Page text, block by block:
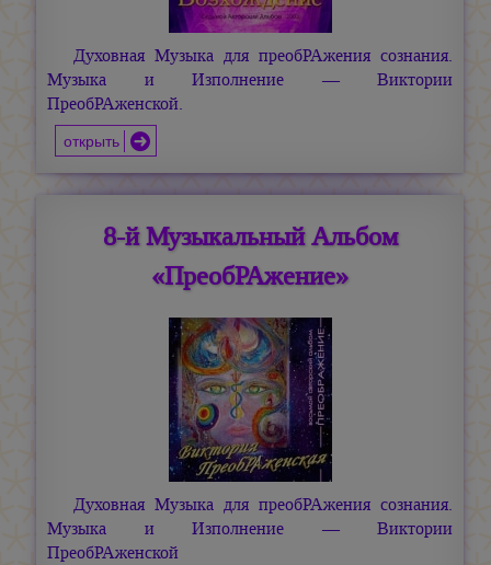
Духовная Музыка для преобРАжения сознания.
Музыка и Изполнение — Виктории
ПреобРАженской.
открыть
8-й Музыкальный Альбом
«ПреобРАжение»
Духовная Музыка для преобРАжения сознания.
Музыка и Изполнение — Виктории
ПреобРАженской